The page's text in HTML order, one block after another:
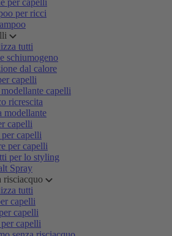
per capelli
per ricci
tutti
schiumogeno
dal calore
capelli
capelli
ricrescita
modellante
capelli
capelli
per capelli
per lo styling
Spray
risciacquo
tutti
capelli
capelli
capelli